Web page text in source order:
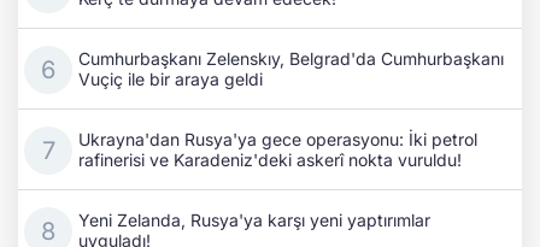
Cumhurbaşkanı Zelenskıy, Belgrad'da Cumhurbaşkanı
Vuçiç ile bir araya geldi
Ukrayna'dan Rusya'ya gece operasyonu: İki petrol
rafinerisi ve Karadeniz'deki askerî nokta vuruldu!
Yeni Zelanda, Rusya'ya karşı yeni yaptırımlar
uyguladı!